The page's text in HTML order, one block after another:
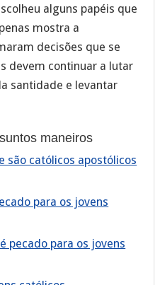
alguns papéis que
mostra a
decisões que se
devem continuar a lutar
santidade e levantar
maneiros
são católicos apostólicos
para os jovens
pecado para os jovens